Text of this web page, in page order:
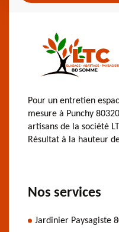
Pour un entretien
mesure à Punchy
artisans de la société
Résultat à la hauteur
Nos services
Jardinier Paysagiste